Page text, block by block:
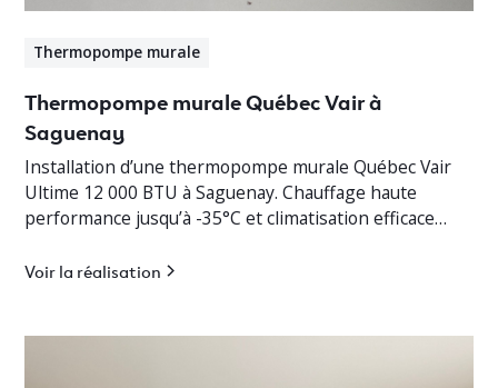
Thermopompe murale
Thermopompe murale Québec Vair à
Saguenay
Installation d’une thermopompe murale Québec Vair
Ultime 12 000 BTU à Saguenay. Chauffage haute
performance jusqu’à -35°C et climatisation efficace
Voir la réalisation